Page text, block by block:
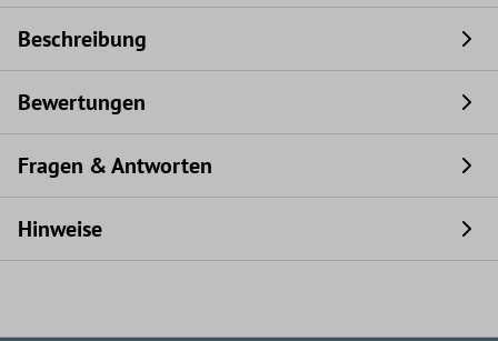
Beschreibung
Bewertungen
Fragen & Antworten
Hinweise